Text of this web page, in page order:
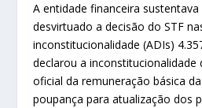
A entidade financeira
desvirtuado a decisão do STF
inconstitucionalidade (ADIs)
declarou a inconstitucionalidade
oficial da remuneração básica
poupança para atualização dos